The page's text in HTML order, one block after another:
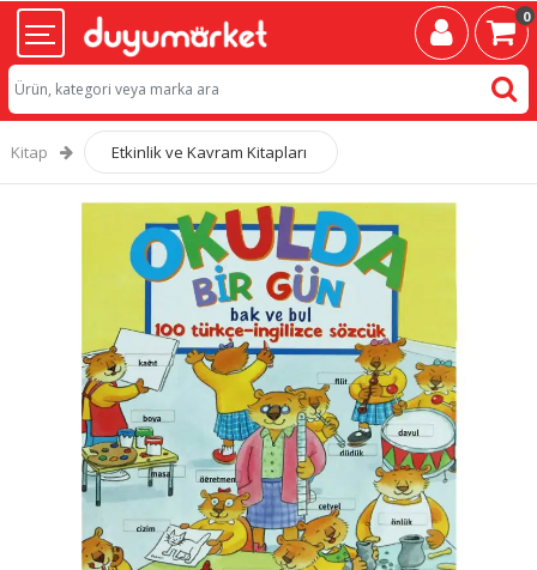
0
Kitap Etkinlik ve Kavram Kitapları